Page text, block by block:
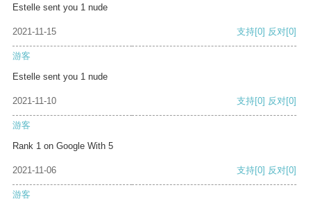
Estelle sent you 1 nude
2021-11-15 支持[0] 反对[0]
游客
Estelle sent you 1 nude
2021-11-10 支持[0] 反对[0]
游客
Rank 1 on Google With 5
2021-11-06 支持[0] 反对[0]
游客